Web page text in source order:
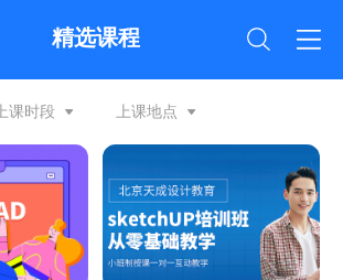
精选课程
上课时段 上课地点